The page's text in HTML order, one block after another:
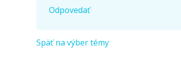
Odpovedať
Späť na výber témy